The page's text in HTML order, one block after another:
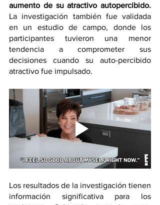
aumento de su atractivo autopercibido.
La investigación también fue validada
en un estudio de campo, donde los
participantes tuvieron una menor
tendencia a comprometer sus
decisiones cuando su auto-percibido
atractivo fue impulsado.
Los resultados de la investigación tienen
información significativa para los